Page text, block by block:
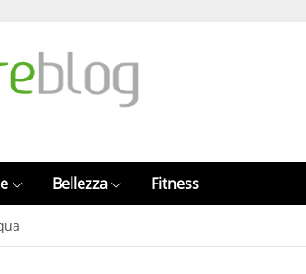
Bellezza Fitness